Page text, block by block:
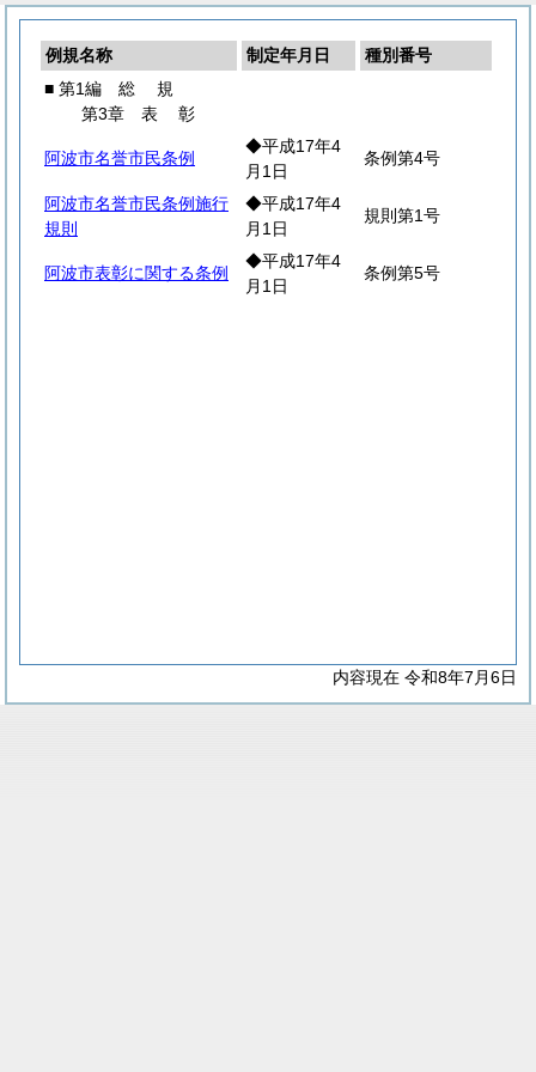
例規名称 制定年月日
種別番号
■ 第1編 総 規
第3章 表彰
阿波市名誉市民条例
◆平成17年4
月1日
条例第4号
阿波市名誉市民条例施行
規則
◆平成17年4
月1日
規則第1号
阿波市表彰に関する条例
◆平成17年4
月1日
条例第5号
内容現在 令和8年7月6日